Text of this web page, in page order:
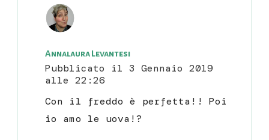
Annalaura Levantesi
Pubblicato il 3 Gennaio 2019
alle 22:26
Con il freddo è perfetta!! Poi
io amo le uova!?